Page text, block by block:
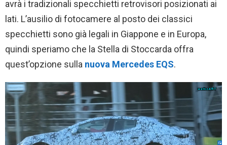
avrà i tradizionali specchietti retrovisori posizionati ai
lati. L’ausilio di fotocamere al posto dei classici
specchietti sono già legali in Giappone e in Europa,
quindi speriamo che la Stella di Stoccarda offra
quest’opzione sulla nuova Mercedes EQS.